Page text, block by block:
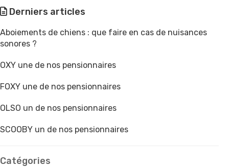
Derniers articles
Aboiements de chiens : que faire en cas de nuisances
sonores ?
OXY une de nos pensionnaires
FOXY une de nos pensionnaires
OLSO un de nos pensionnaires
SCOOBY un de nos pensionnaires
Catégories